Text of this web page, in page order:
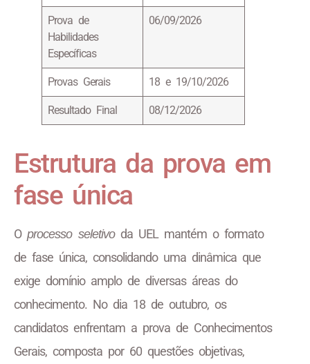
Prova de
Habilidades
Específicas
06/09/2026
Provas Gerais 18 e 19/10/2026
Resultado Final 08/12/2026
Estrutura da prova em
fase única
O processo seletivoda UEL mantém o formato
de fase única, consolidando uma dinâmica que
exige domínio amplo de diversas áreas do
conhecimento. No dia 18 de outubro, os
candidatos enfrentam a prova de Conhecimentos
Gerais, composta por 60 questões objetivas,